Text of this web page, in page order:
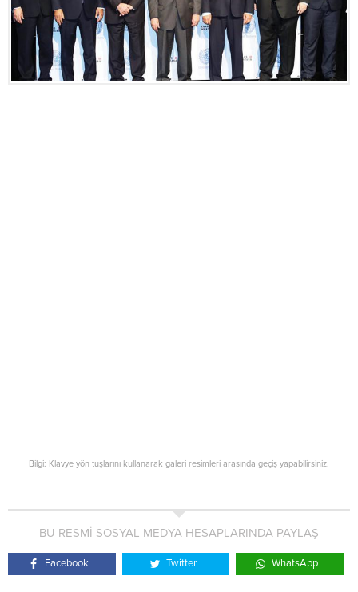
Bilgi: Klavye yön tuşlarını kullanarak galeri resimleri arasında geçiş yapabilirsiniz.
BU RESMİ SOSYAL MEDYA HESAPLARINDA PAYLAŞ
Facebook Twitter WhatsApp